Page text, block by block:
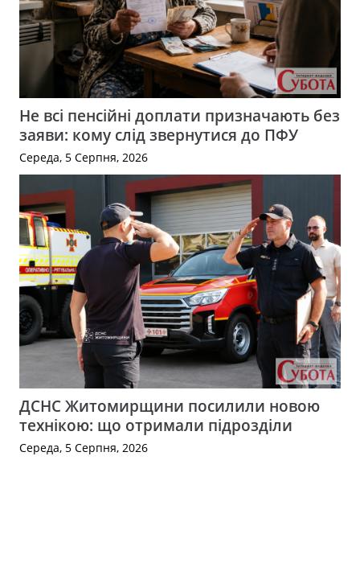
Не всі пенсійні доплати призначають без
заяви: кому слід звернутися до ПФУ
Середа, 5 Серпня, 2026
ДСНС Житомирщини посилили новою
технікою: що отримали підрозділи
Середа, 5 Серпня, 2026